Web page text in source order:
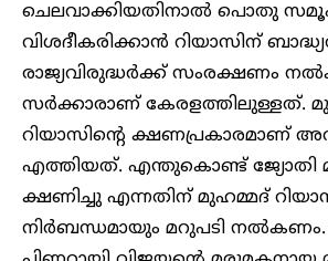
ചെലവാക്കിയതിനാൽ പൊതു
വിശദീകരിക്കാൻ റിയാസിന്
രാജ്യവിരുദ്ധർക്ക് സംരക്ഷണം
സർക്കാരാണ് കേരളത്തിലുള്ളത്.
റിയാസിന്റെ ക്ഷണപ്രകാരമാണ്
എത്തിയത്. എന്തുകൊണ്ട് ജ്യോതി
ക്ഷണിച്ചു എന്നതിന് മുഹമ്മദ്
നിർബന്ധമായും മറുപടി